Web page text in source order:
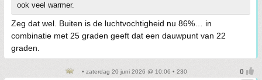
ook veel warmer.
Zeg dat wel. Buiten is de luchtvochtigheid nu 86%… in
combinatie met 25 graden geeft dat een dauwpunt van 22
graden.
• zaterdag 20 juni 2026 @ 10:06 • 230